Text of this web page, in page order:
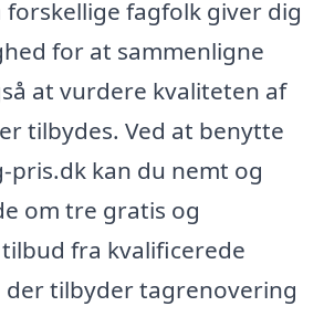
fagfolk giver dig
for at sammenligne
at vurdere kvaliteten af
tilbydes. Ved at benytte
kan du nemt og
om tre gratis og
fra kvalificerede
der tilbyder tagrenovering